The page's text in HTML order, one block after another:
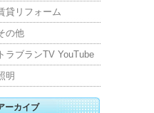
貸リフォーム
の他
トラブランTV YouTube
明
ーカイブ